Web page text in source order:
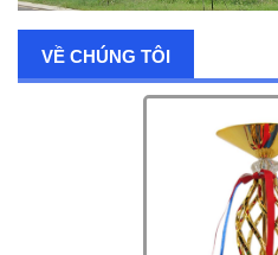
VỀ CHÚNG TÔI